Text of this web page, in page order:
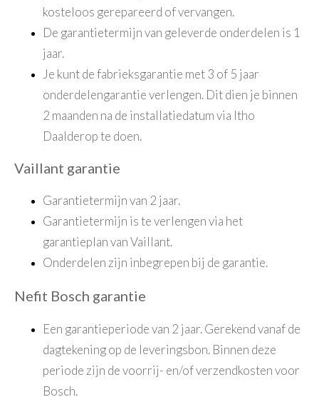
kosteloos gerepareerd of vervangen.
De garantietermijn van geleverde onderdelen is 1
jaar.
Je kunt de fabrieksgarantie met 3 of 5 jaar
onderdelengarantie verlengen. Dit dien je binnen
2 maanden na de installatiedatum via Itho
Daalderop te doen.
Vaillant garantie
Garantietermijn van 2 jaar.
Garantietermijn is te verlengen via het
garantieplan van Vaillant.
Onderdelen zijn inbegrepen bij de garantie.
Nefit Bosch garantie
Een garantieperiode van 2 jaar. Gerekend vanaf de
dagtekening op de leveringsbon. Binnen deze
periode zijn de voorrij- en/of verzendkosten voor
Bosch.